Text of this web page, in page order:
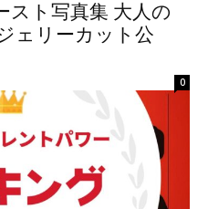
スト写真集 大人の
ェリーカット公
0